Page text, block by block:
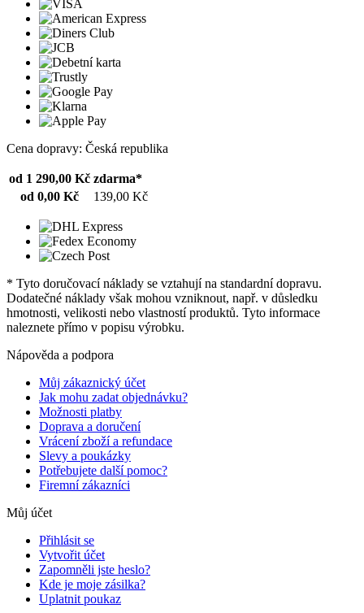
Cena dopravy: Česká republika
od 1 290,00 Kč zdarma*
od 0,00 Kč
139,00 Kč
* Tyto doručovací náklady se vztahují na standardní dopravu.
Dodatečné náklady však mohou vzniknout, např. v důsledku
hmotnosti, velikosti nebo vlastností produktů. Tyto informace
naleznete přímo v popisu výrobku.
Nápověda a podpora
Můj zákaznický účet
Jak mohu zadat objednávku?
Možnosti platby
Doprava a doručení
Vrácení zboží a refundace
Slevy a poukázky
Potřebujete další pomoc?
Firemní zákazníci
Můj účet
Přihlásit se
Vytvořit účet
Zapomněli jste heslo?
Kde je moje zásilka?
Uplatnit poukaz